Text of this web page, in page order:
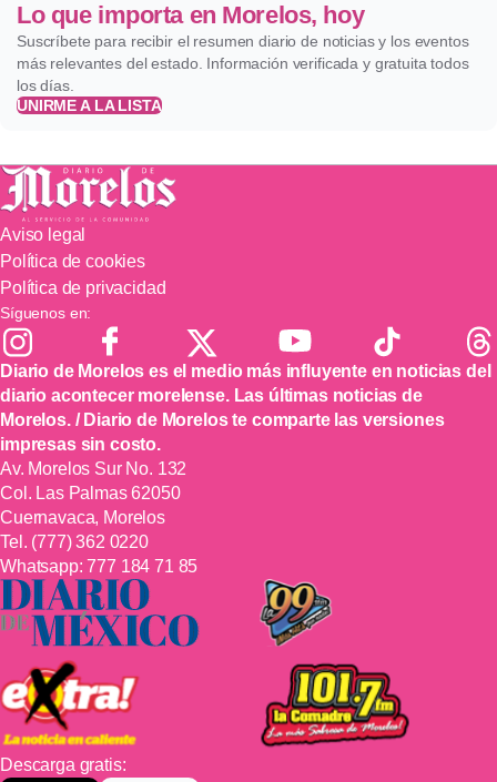
Lo que importa en Morelos, hoy
Suscríbete para recibir el resumen diario de noticias y los eventos
más relevantes del estado. Información verificada y gratuita todos
los días.
UNIRME A LA LISTA
Aviso legal
Política de cookies
Política de privacidad
Síguenos en:
Diario de Morelos es el medio más influyente en noticias del
diario acontecer morelense. Las últimas noticias de
Morelos. / Diario de Morelos te comparte las versiones
impresas sin costo.
Av. Morelos Sur No. 132
Col. Las Palmas 62050
Cuernavaca, Morelos
Tel. (777) 362 0220
Whatsapp:777 184 71 85
Descarga gratis: